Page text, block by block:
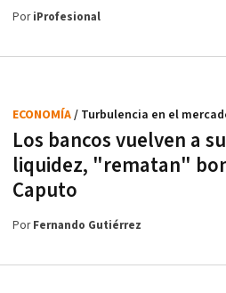
PoriProfesional
Los bancos vuelven a
liquidez, "rematan"
Caputo
ECONOMÍA/ Turbulencia en el
PorFernando Gutiérrez